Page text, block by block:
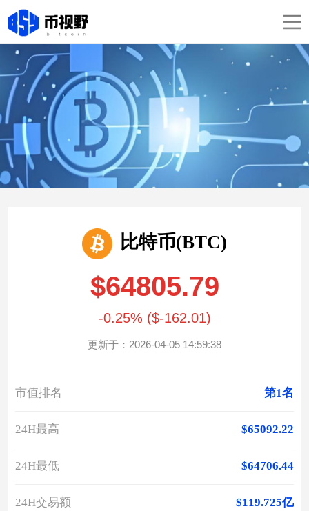
比特币(BTC)
$64805.79
-0.25% ($-162.01)
更新于：2026-04-05 14:59:38
市值排名 第1名
24H最高 $65092.22
24H最低 $64706.44
24H交易额 $119.725亿